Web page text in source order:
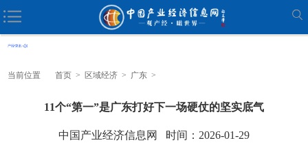
当前位置 首页 > 区域经济 > 广东 >
11个“第一”是广东打好下一场硬仗的坚实底气
中国产业经济信息网 时间：2026-01-29